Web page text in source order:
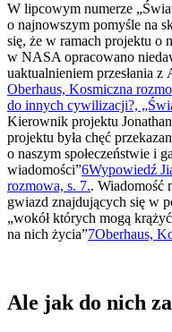
W lipcowym numerze
o najnowszym pomyśle na
się, że w ramach projektu o
w NASA opracowano
uaktualnieniem przesłania
Oberhaus, Kosmiczna
do innych cywilizacji?,
Kierownik projektu
projektu była chęć
o naszym społeczeństwie i
wiadomości”6Wypowiedź
rozmowa, s. 7.. Wiadomość
gwiazd znajdujących się w
„wokół których mogą
na nich życia”7Oberhaus,
Ale jak do nich